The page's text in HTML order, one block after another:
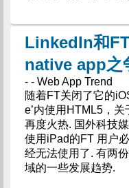
LinkedIn和
native app之
- - Web App Trend
随着FT关闭了它的
e’内使用HTML5，
再度火热. 国外科技
使用iPad的FT 用户
经无法使用了. 有两
域的一些发展趋势.